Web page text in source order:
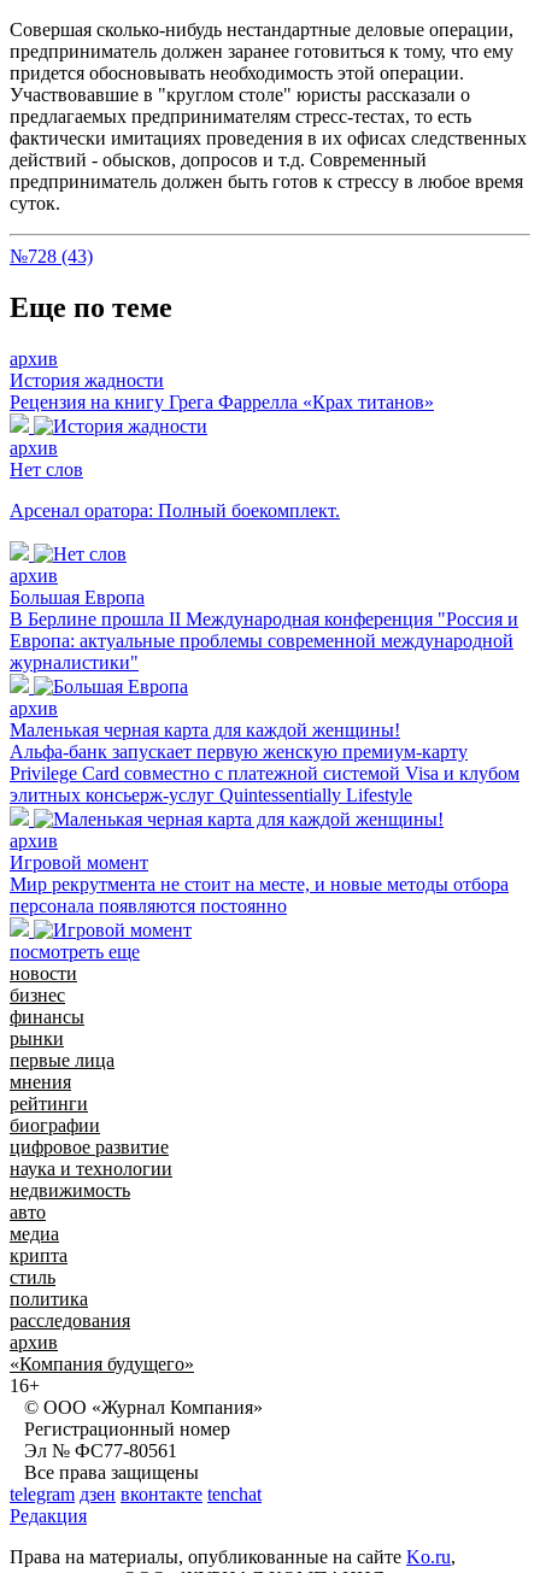
Совершая сколько-нибудь нестандартные деловые операции,
предприниматель должен заранее готовиться к тому, что ему
придется обосновывать необходимость этой операции.
Участвовавшие в "круглом столе" юристы рассказали о
предлагаемых предпринимателям стресс-тестах, то есть
фактически имитациях проведения в их офисах следственных
действий - обысков, допросов и т.д. Современный
предприниматель должен быть готов к стрессу в любое время
суток.
№728 (43)
Еще по теме
архив
История жадности
Рецензия на книгу Грега Фаррелла «Крах титанов»
архив
Нет слов
Арсенал оратора: Полный боекомплект.
архив
Большая Европа
В Берлине прошла II Международная конференция "Россия и
Европа: актуальные проблемы современной международной
журналистики"
архив
Маленькая черная карта для каждой женщины!
Альфа-банк запускает первую женскую премиум-карту
Privilege Card совместно с платежной системой Visa и клубом
элитных консьерж-услуг Quintessentially Lifestyle
архив
Игровой момент
Мир рекрутмента не стоит на месте, и новые методы отбора
персонала появляются постоянно
посмотреть еще
новости
бизнес
финансы
рынки
первые лица
мнения
рейтинги
биографии
цифровое развитие
наука и технологии
недвижимость
авто
медиа
крипта
стиль
политика
расследования
архив
«Компания будущего»
16+
© ООО «Журнал Компания»
Регистрационный номер
Эл № ФС77-80561
Все права защищены
telegram дзен вконтакте tenchat
Редакция
Права на материалы, опубликованные на сайте Ko.ru,